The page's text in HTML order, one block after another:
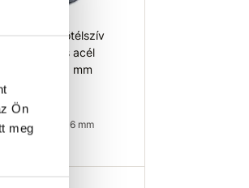
Ön
meg
EU SELECT Kötélszív
rozsdamentes acél
AISI316 A4 16 mm
338 Ft
Méret (mm): 16 mm